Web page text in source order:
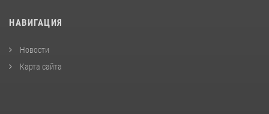
НАВИГАЦИЯ
Новости
Карта сайта